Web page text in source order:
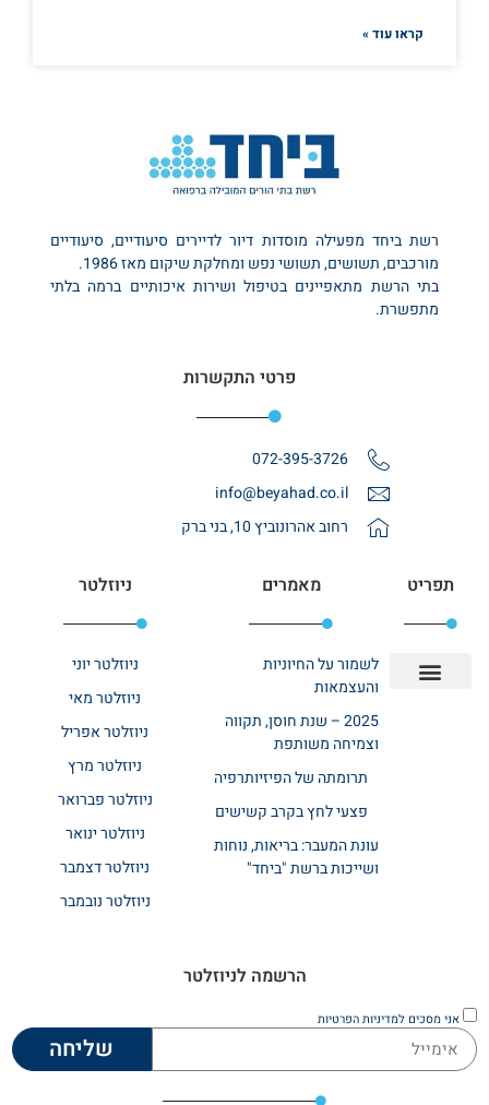
קראו עוד »
רשת ביחד מפעילה מוסדות דיור לדיירים סיעודיים, סיעודיים
מורכבים, תשושים, תשושי נפש ומחלקת שיקום מאז 1986.
בתי הרשת מתאפיינים בטיפול ושירות איכותיים ברמה בלתי
מתפשרת.
פרטי התקשרות
072-395-3726
info@beyahad.co.il
רחוב אהרונוביץ 10, בני ברק
תפריט מאמרים
לשמור על החיוניות
והעצמאות
2025 – שנת חוסן, תקווה
וצמיחה משותפת
תרומתה של הפיזיותרפיה
פצעי לחץ בקרב קשישים
עונת המעבר: בריאות, נוחות
ושייכות ברשת "ביחד"
ניוזלטר
ניוזלטר יוני
ניוזלטר מאי
ניוזלטר אפריל
ניוזלטר מרץ
ניוזלטר פברואר
ניוזלטר ינואר
ניוזלטר דצמבר
ניוזלטר נובמבר
הרשמה לניוזלטר
אני מסכים למדיניות הפרטיות
שליחה